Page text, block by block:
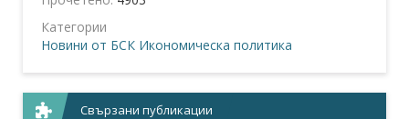
Категории
Новини от БСК Икономическа политика
Свързани публикации